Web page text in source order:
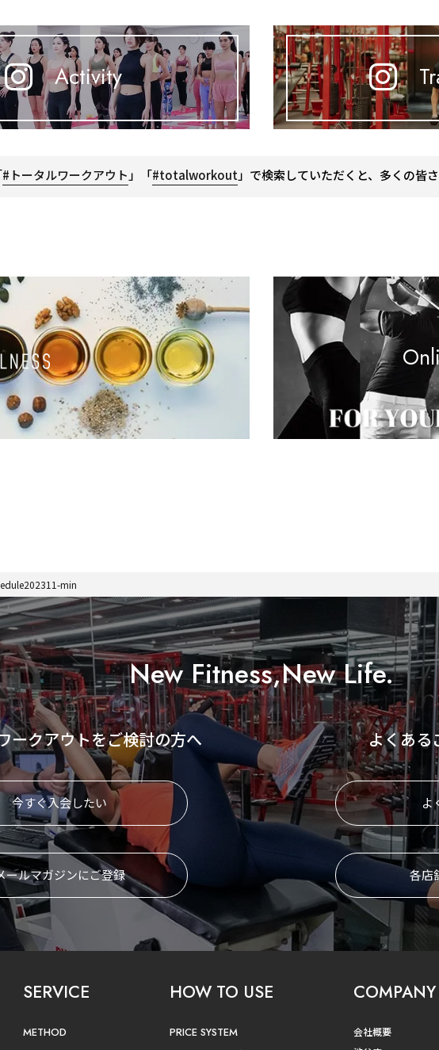
Activity
#トータルワークアウト 」「#totalworkout 」で検索していただくと、多くの皆
min
New Fitness,New Life.
ークアウトをご検討の方へ
今すぐ入会したい
ールマガジンにご登録
よくある
よ
各店
SERVICE
METHOD
HOW TO USE
PRICE SYSTEM
COMPANY
会社概要